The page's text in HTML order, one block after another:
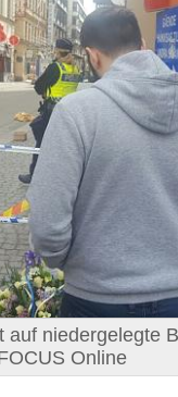
niedergelegte
Online